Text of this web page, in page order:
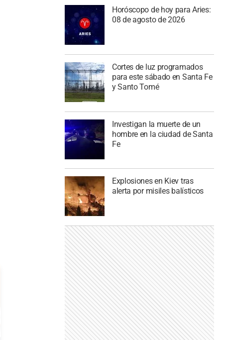
Horóscopo de hoy para Aries:
08 de agosto de 2026
Cortes de luz programados
para este sábado en Santa Fe
y Santo Tomé
Investigan la muerte de un
hombre en la ciudad de Santa
Fe
Explosiones en Kiev tras
alerta por misiles balísticos